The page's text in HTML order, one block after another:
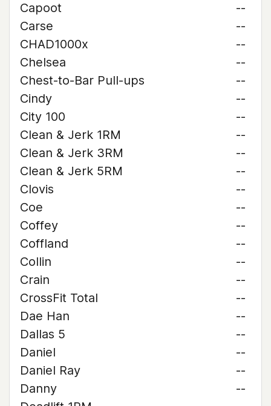
Capoot
--
Carse
--
CHAD1000x
--
Chelsea
--
Chest-to-Bar Pull-ups
--
Cindy
--
City 100
--
Clean & Jerk 1RM
--
Clean & Jerk 3RM
--
Clean & Jerk 5RM
--
Clovis
--
Coe
--
Coffey
--
Coffland
--
Collin
--
Crain
--
CrossFit Total
--
Dae Han
--
Dallas 5
--
Daniel
--
Daniel Ray
--
Danny
--